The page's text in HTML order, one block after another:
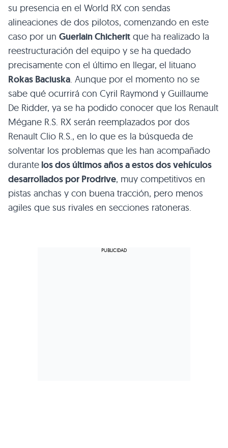
su presencia en el World RX con sendas
alineaciones de dos pilotos, comenzando en este
caso por un Guerlain Chicherit que ha realizado la
reestructuración del equipo y se ha quedado
precisamente con el último en llegar, el lituano
Rokas Baciuska . Aunque por el momento no se
sabe qué ocurrirá con Cyril Raymond y Guillaume
De Ridder, ya se ha podido conocer que los Renault
Mégane R.S. RX serán reemplazados por dos
Renault Clio R.S., en lo que es la búsqueda de
solventar los problemas que les han acompañado
durante los dos últimos años a estos dos vehículos
desarrollados por Prodrive, muy competitivos en
pistas anchas y con buena tracción, pero menos
agiles que sus rivales en secciones ratoneras.